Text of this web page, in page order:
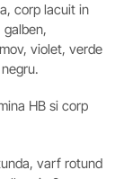
corp lacuit in
violet, verde
HB si corp
varf rotund